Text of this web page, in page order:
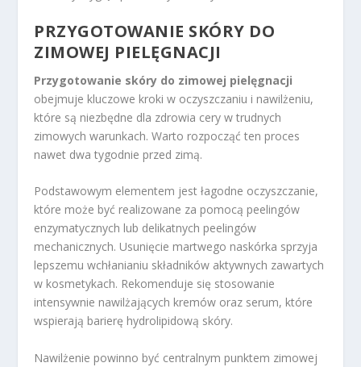
PRZYGOTOWANIE SKÓRY DO
ZIMOWEJ PIELĘGNACJI
Przygotowanie skóry do zimowej pielęgnacji
obejmuje kluczowe kroki w oczyszczaniu i nawilżeniu,
które są niezbędne dla zdrowia cery w trudnych
zimowych warunkach. Warto rozpocząć ten proces
nawet dwa tygodnie przed zimą.
Podstawowym elementem jest łagodne oczyszczanie,
które może być realizowane za pomocą peelingów
enzymatycznych lub delikatnych peelingów
mechanicznych. Usunięcie martwego naskórka sprzyja
lepszemu wchłanianiu składników aktywnych zawartych
w kosmetykach. Rekomenduje się stosowanie
intensywnie nawilżających kremów oraz serum, które
wspierają barierę hydrolipidową skóry.
Nawilżenie powinno być centralnym punktem zimowej